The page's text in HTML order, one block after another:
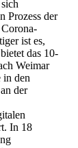
Prozess der
ist es,
das 10-
Weimar
in den
der
In 18